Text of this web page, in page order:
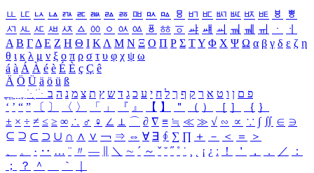
ㅥ ㅦ ㅧ ㅨ ㅩ ㅪ ㅫ ㅬ ㅭ ㅮ ㅯ ㅰ ㅱ ㅲ ㅳ ㅴ ㅵ ㅶ ㅷ ㅸ
ㅹ
ㅺ ㅻ ㅼ ㅽ ㅾ ㅿ ㆀ ㆁ ㆂ ㆃ ㆄ ㆅ ㆆ ㆇ ㆈ ㆉ ㆊ ㆋ ㆌ ㆍ
ㆎ
Α Β ΓΔ Ε Ζ Η Θ Ι ΚΛ Μ Ν Ξ Ο Π Ρ Σ ΤΥ Φ Χ Ψ Ω α β γ δ ε ζ η
θ ι κ λ μ ν ξ ο π ρ σ τ υ φ χ ψ ω
á à Á À é è É È ç Ç ê
Ä Ö Ü ä ö ü ß
ִֶֹ ֻּ ׁׂ פ ם ן ו ט א ר ק ף ך ל ח י ע כ ג ד ש ץ ת צ מ נ ה ב
‘ ’ “ ” 〔 〕 〈 〉 「 」 『 』 【 】 ＂ （ ） ［ ］ ｛ ｝
± × ÷ ≠ ≤ ≥ ∞ ∴ ♂ ♀ ∠ ⊥ ⌒ ∂ ∇ ≡ ≒ ≪ ≫ √ ∽ ∝ ∵ ∫ ∬ ∈ ∋
⊆ ⊇ ⊂ ⊃ ∪ ∩ ∧ ∨ ￢ ⇒ ⇔ ∀ ∃ ∮ ∑ ∏ ＋ － ＜ ＝
＞
、
。 · ‥ … ¨ 〃 ― ＼ ∼ ´ ～ ˇ ˘ ˝ ˚ ˙ ¸ ¡ ¿ ː ！ ＇ ， ． ／
：
；
？ ＾ ｀